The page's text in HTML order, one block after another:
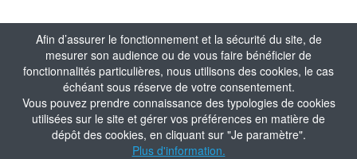
Afin d’assurer le fonctionnement et la sécurité du site, de
mesurer son audience ou de vous faire bénéficier de
fonctionnalités particulières, nous utilisons des cookies, le cas
échéant sous réserve de votre consentement.
Vous pouvez prendre connaissance des typologies de cookies
utilisées sur le site et gérer vos préférences en matière de
dépôt des cookies, en cliquant sur "Je paramètre".
Plus d'information.